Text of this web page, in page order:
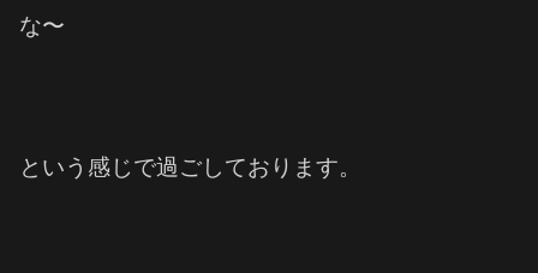
な〜
という感じで過ごしております。